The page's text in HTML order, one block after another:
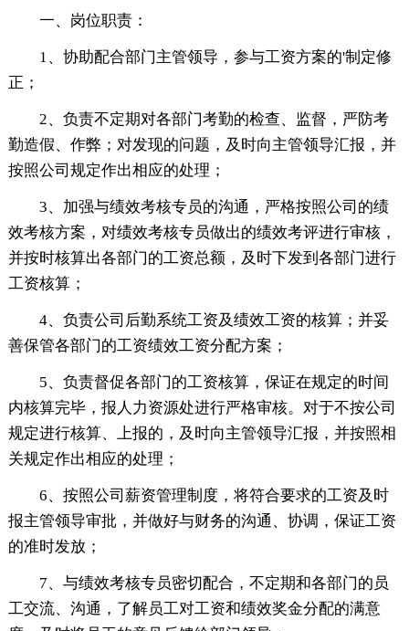
一、岗位职责：
1、协助配合部门主管领导，参与工资方案的'制定修
正；
2、负责不定期对各部门考勤的检查、监督，严防考
勤造假、作弊；对发现的问题，及时向主管领导汇报，并
按照公司规定作出相应的处理；
3、加强与绩效考核专员的沟通，严格按照公司的绩
效考核方案，对绩效考核专员做出的绩效考评进行审核，
并按时核算出各部门的工资总额，及时下发到各部门进行
工资核算；
4、负责公司后勤系统工资及绩效工资的核算；并妥
善保管各部门的工资绩效工资分配方案；
5、负责督促各部门的工资核算，保证在规定的时间
内核算完毕，报人力资源处进行严格审核。对于不按公司
规定进行核算、上报的，及时向主管领导汇报，并按照相
关规定作出相应的处理；
6、按照公司薪资管理制度，将符合要求的工资及时
报主管领导审批，并做好与财务的沟通、协调，保证工资
的准时发放；
7、与绩效考核专员密切配合，不定期和各部门的员
工交流、沟通，了解员工对工资和绩效奖金分配的满意